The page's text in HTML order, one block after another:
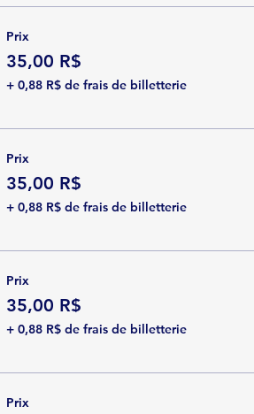
Prix
35,00 R$
+ 0,88 R$ de frais de billetterie
Prix
35,00 R$
+ 0,88 R$ de frais de billetterie
Prix
35,00 R$
+ 0,88 R$ de frais de billetterie
Prix